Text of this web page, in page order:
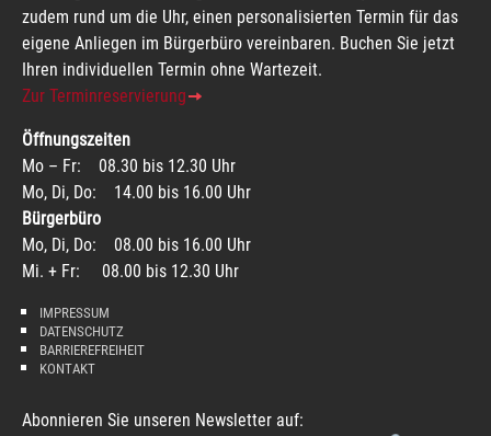
zudem rund um die Uhr, einen personalisierten Termin für das
eigene Anliegen im Bürgerbüro vereinbaren. Buchen Sie jetzt
Ihren individuellen Termin ohne Wartezeit.
Zur Terminreservierung
Öffnungszeiten
Mo – Fr: 08.30 bis 12.30 Uhr
Mo, Di, Do: 14.00 bis 16.00 Uhr
Bürgerbüro
Mo, Di, Do: 08.00 bis 16.00 Uhr
Mi. + Fr: 08.00 bis 12.30 Uhr
IMPRESSUM
DATENSCHUTZ
BARRIEREFREIHEIT
KONTAKT
Abonnieren Sie unseren Newsletter auf: